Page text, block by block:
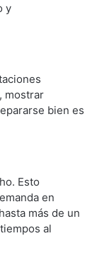
y
mostrar
bien es
Esto
en
más de un
al